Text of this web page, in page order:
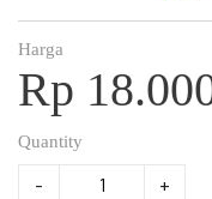
Harga
Rp
Quantity
- +